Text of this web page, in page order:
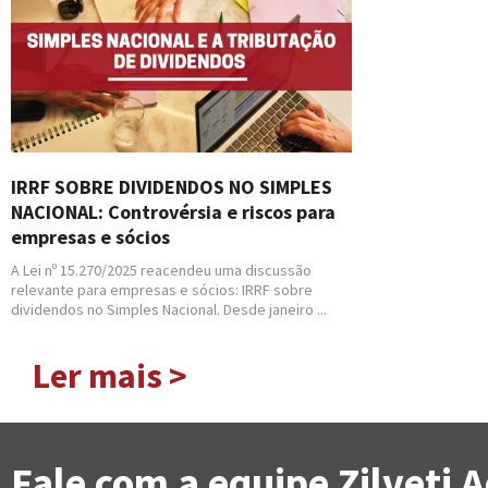
IRRF SOBRE DIVIDENDOS NO SIMPLES
NACIONAL: Controvérsia e riscos para
empresas e sócios
A Lei nº 15.270/2025 reacendeu uma discussão
relevante para empresas e sócios: IRRF sobre
dividendos no Simples Nacional. Desde janeiro ...
Ler mais >